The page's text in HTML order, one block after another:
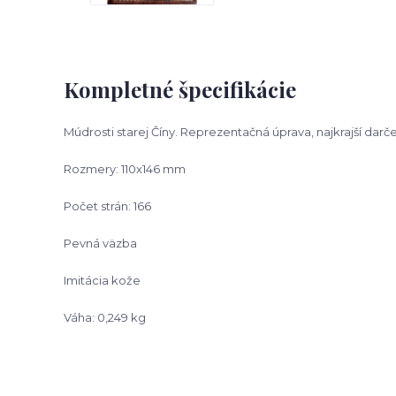
Kompletné špecifikácie
Múdrosti starej Číny. Reprezentačná úprava, najkrajší
Rozmery: 110x146 mm
Počet strán: 166
Pevná väzba
Imitácia kože
Váha: 0,249 kg